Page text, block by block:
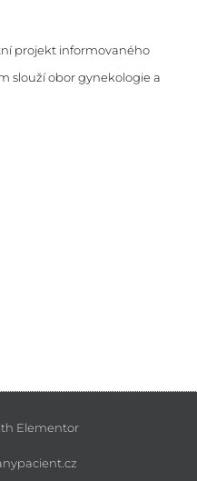
projekt informovaného
slouží obor gynekologie a
Elementor